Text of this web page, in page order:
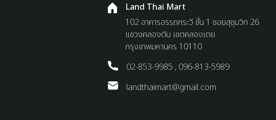
Land Thai Mart
102 อาคารอรรถกระวี ชั้น 1 ซอยสุขุมวิท 26
แขวงคลองตัน เขตคลองเตย
กรุงเทพมหานคร 10110
02-853-9985 , 096-813-5989
landthaimart@gmail.com